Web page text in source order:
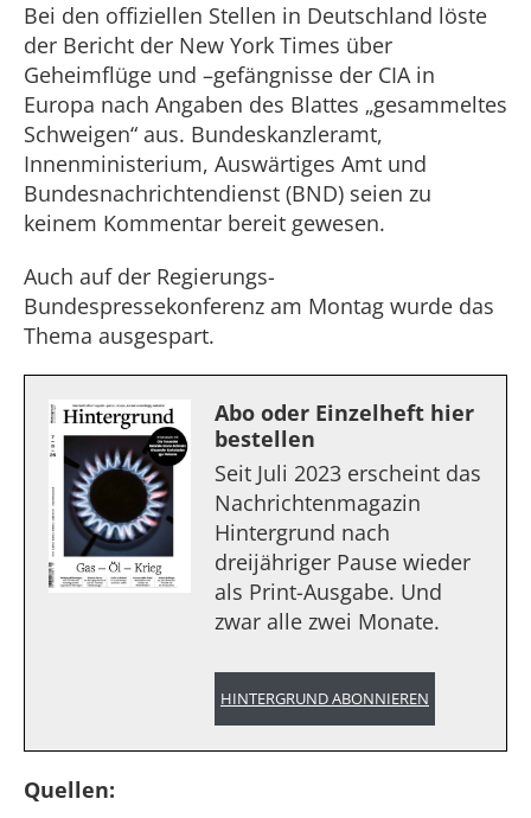
Bei den offiziellen Stellen in Deutschland löste
der Bericht der New York Times über
Geheimflüge und –gefängnisse der CIA in
Europa nach Angaben des Blattes „gesammeltes
Schweigen“ aus. Bundeskanzleramt,
Innenministerium, Auswärtiges Amt und
Bundesnachrichtendienst (BND) seien zu
keinem Kommentar bereit gewesen.
Auch auf der Regierungs-
Bundespressekonferenz am Montag wurde das
Thema ausgespart.
Abo oder Einzelheft hier
bestellen
Seit Juli 2023 erscheint das
Nachrichtenmagazin
Hintergrund nach
dreijähriger Pause wieder
als Print-Ausgabe. Und
zwar alle zwei Monate.
HINTERGRUND ABONNIEREN
Quellen: